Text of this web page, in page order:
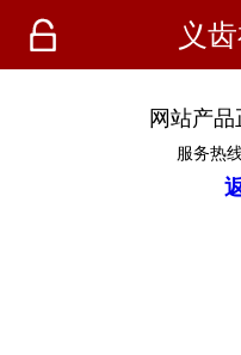
 义
网站产
服务热